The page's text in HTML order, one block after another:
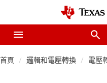
首頁 邏輯和電壓轉換 電壓